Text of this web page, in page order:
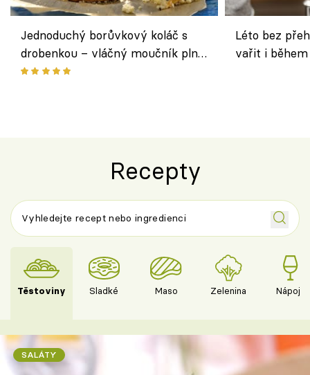
Jednoduchý borůvkový koláč s
drobenkou – vláčný moučník plný
ovoce
Léto bez
vařit i
Recepty
Těstoviny Sladké Maso Zelenina Nápoje
SALÁTY